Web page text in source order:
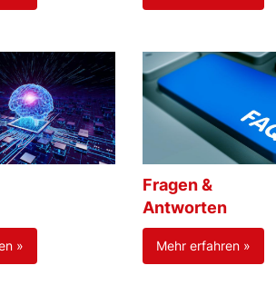
»
Fragen &
Antworten
Mehr erfahren »